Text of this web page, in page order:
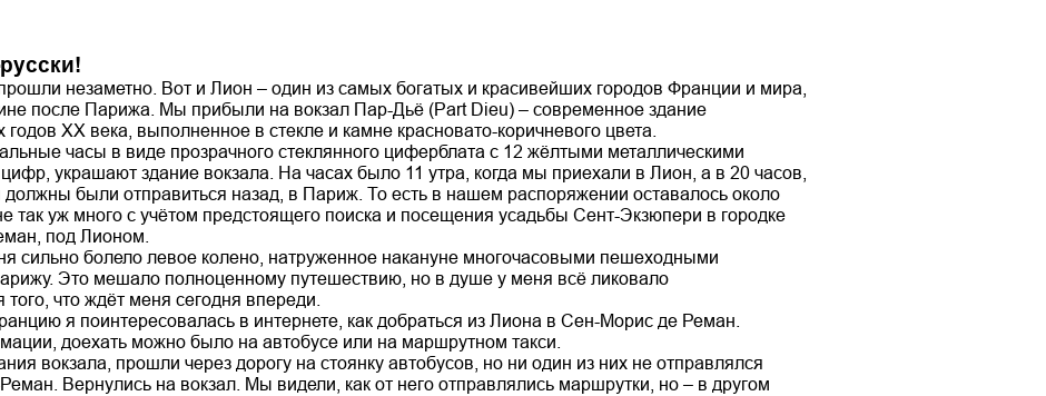
незаметно. Вот и Лион – один из самых богатых и красивейших городов Франции и мира,
после Парижа. Мы прибыли на вокзал Пар-Дьё (Part Dieu) – современное здание
годов ХХ века, выполненное в стекле и камне красновато-коричневого цвета.
часы в виде прозрачного стеклянного циферблата с 12 жёлтыми металлическими
украшают здание вокзала. На часах было 11 утра, когда мы приехали в Лион, а в 20 часов,
были отправиться назад, в Париж. То есть в нашем распоряжении оставалось около
так уж много с учётом предстоящего поиска и посещения усадьбы Сент-Экзюпери в городке
под Лионом.
сильно болело левое колено, натруженное накануне многочасовыми пешеходными
Это мешало полноценному путешествию, но в душе у меня всё ликовало
что ждёт меня сегодня впереди.
я поинтересовалась в интернете, как добраться из Лиона в Сен-Морис де Реман.
доехать можно было на автобусе или на маршрутном такси.
вокзала, прошли через дорогу на стоянку автобусов, но ни один из них не отправлялся
Вернулись на вокзал. Мы видели, как от него отправлялись маршрутки, но – в другом